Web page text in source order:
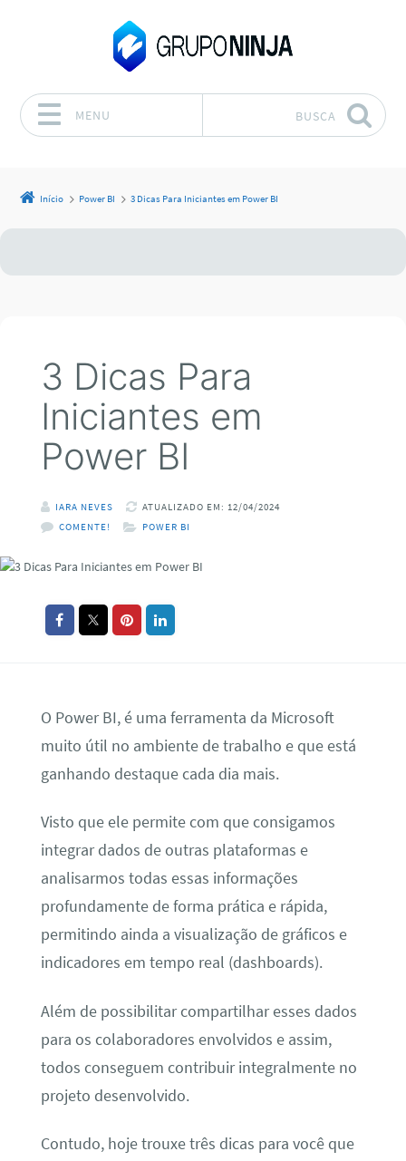
MENU BUSCA
Início Power BI 3 Dicas Para Iniciantes em Power BI
3 Dicas Para
Iniciantes em
Power BI
IARA NEVES
ATUALIZADO EM: 12/04/2024
COMENTE!
POWER BI
O Power BI, é uma ferramenta da Microsoft
muito útil no ambiente de trabalho e que está
ganhando destaque cada dia mais.
Visto que ele permite com que consigamos
integrar dados de outras plataformas e
analisarmos todas essas informações
profundamente de forma prática e rápida,
permitindo ainda a visualização de gráficos e
indicadores em tempo real (dashboards).
Além de possibilitar compartilhar esses dados
para os colaboradores envolvidos e assim,
todos conseguem contribuir integralmente no
projeto desenvolvido.
Contudo, hoje trouxe três dicas para você que